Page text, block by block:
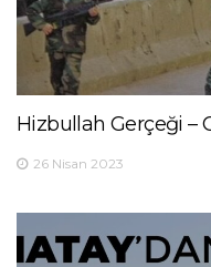
Hizbullah Gerçeği –
26 Nisan 2023